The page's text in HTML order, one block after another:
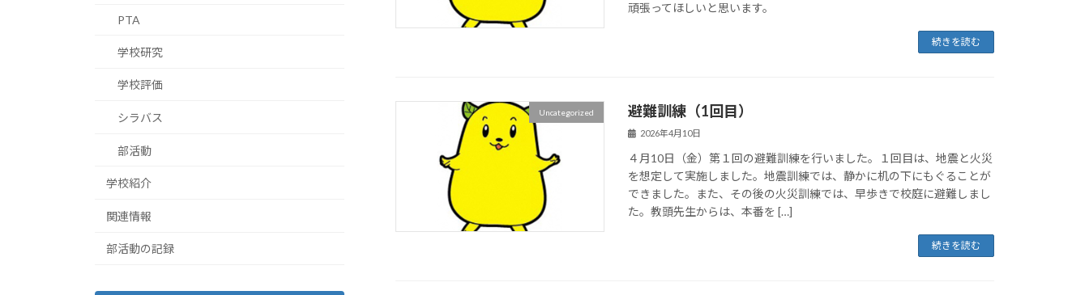
頑張ってほしいと思います。
続きを読む
Uncategorized 避難訓練（1回目）
2026年4月10日
４月10日（金）第１回の避難訓練を行いました。１回目は、地震と火災
を想定して実施しました。地震訓練では、静かに机の下にもぐることが
できました。また、その後の火災訓練では、早歩きで校庭に避難しまし
た。教頭先生からは、本番を […]
続きを読む
PTA
学校研究
学校評価
シラバス
部活動
学校紹介
関連情報
部活動の記録